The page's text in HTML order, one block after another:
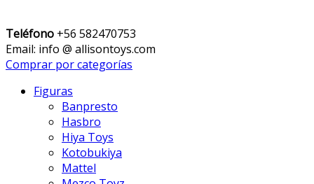
Teléfono +56 582470753
Email: info @ allisontoys.com
Comprar por categorías
Figuras
Banpresto
Hasbro
Hiya Toys
Kotobukiya
Mattel